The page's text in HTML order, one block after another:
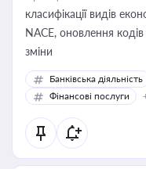
класифікації видів
NACE, оновлення
зміни
Банківська діяльність
Фінансові послуги